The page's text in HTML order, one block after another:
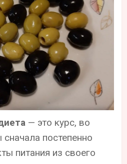
— это курс, во
постепенно
питания из своего